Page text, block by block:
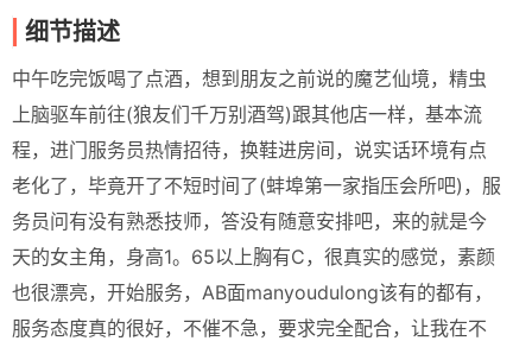
细节描述
中午吃完饭喝了点酒，想到朋友之前说的魔艺仙境，精虫
上脑驱车前往(狼友们千万别酒驾)跟其他店一样，基本流
程，进门服务员热情招待，换鞋进房间，说实话环境有点
老化了，毕竟开了不短时间了(蚌埠第一家指压会所吧)，服
务员问有没有熟悉技师，答没有随意安排吧，来的就是今
天的女主角，身高1。65以上胸有C，很真实的感觉，素颜
也很漂亮，开始服务，AB面manyoudulong该有的都有，
服务态度真的很好，不催不急，要求完全配合，让我在不